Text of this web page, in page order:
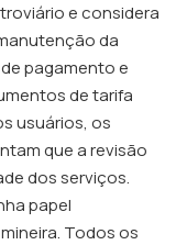
e considera
da
pagamento e
de tarifa
usuários, os
que a revisão
dos serviços.
papel
Todos os